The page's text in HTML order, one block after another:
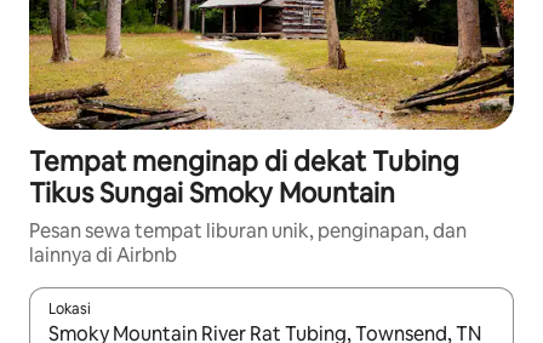
Tempat menginap di dekat Tubing
Tikus Sungai Smoky Mountain
Pesan sewa tempat liburan unik, penginapan, dan
lainnya di Airbnb
Lokasi
Jika hasil yang dicari tersedia, telusuri dengan tombol panah